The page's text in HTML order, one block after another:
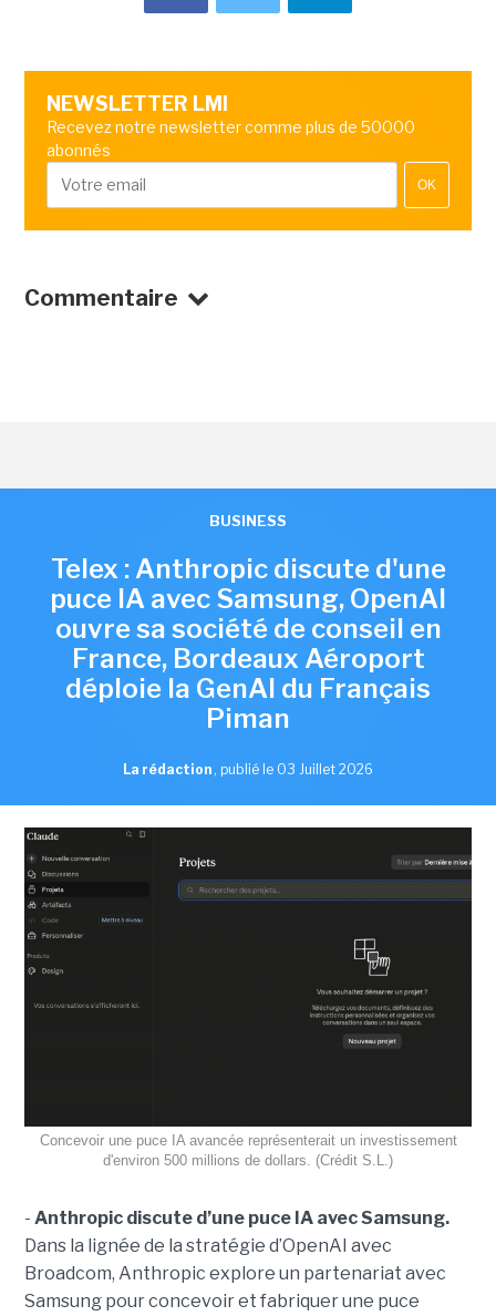
NEWSLETTER LMI
Recevez notre newsletter comme plus de 50000
abonnés
OK
Commentaire
BUSINESS
Telex : Anthropic discute d'une
puce IA avec Samsung, OpenAI
ouvre sa société de conseil en
France, Bordeaux Aéroport
déploie la GenAI du Français
Piman
La rédaction , publié le 03 Juillet 2026
Concevoir une puce IA avancée représenterait un investissement
d'environ 500 millions de dollars. (Crédit S.L.)
- Anthropic discute d’une puce IA avec Samsung.
Dans la lignée de la stratégie d’OpenAI avec
Broadcom, Anthropic explore un partenariat avec
Samsung pour concevoir et fabriquer une puce